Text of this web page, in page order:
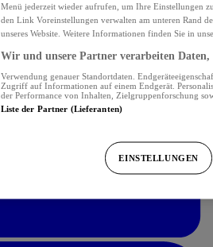
Menü jederzeit wieder aufrufen, um Ihre Einstellungen
den Link Voreinstellungen verwalten am unteren Rand
unseres Website. Weitere Informationen finden Sie in
Wir und unsere Partner verarbeiten Daten,
Verwendung genauer Standortdaten.
Zugriff auf Informationen auf einem Endgerät.
der Performance von Inhalten, Zielgruppenforschung
Liste der Partner (Lieferanten)
EINSTELLUNGEN